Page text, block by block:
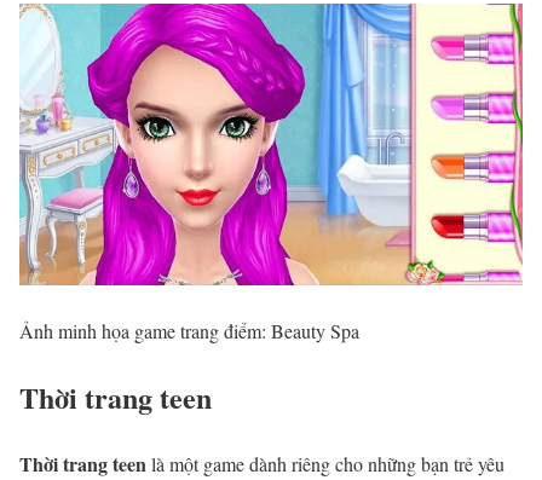
Ảnh minh họa game trang điểm: Beauty Spa
Thời trang teen
Thời trang teenlà một game dành riêng cho những bạn trẻ yêu